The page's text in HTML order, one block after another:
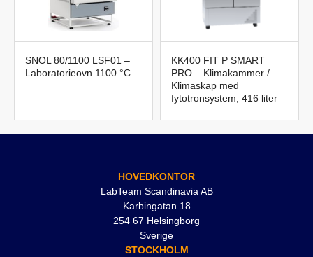
SNOL 80/1100 LSF01 –
Laboratorieovn 1100 °C
KK400 FIT P SMART
PRO – Klimakammer /
Klimaskap med
fytotronsystem, 416 liter
HOVEDKONTOR
LabTeam Scandinavia AB
Karbingatan 18
254 67 Helsingborg
Sverige
STOCKHOLM